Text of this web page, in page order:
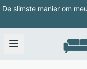
De slimste manier om